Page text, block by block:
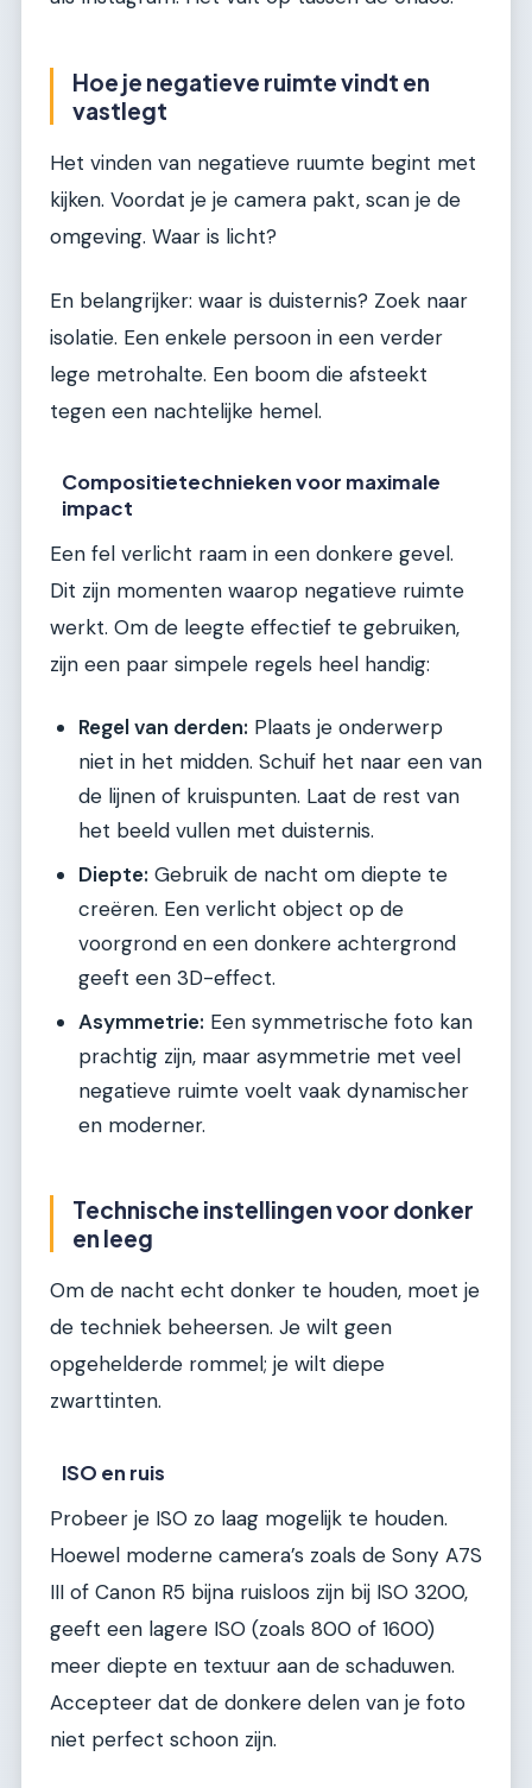
Hoe je negatieve ruimte vindt en
vastlegt
Het vinden van negatieve ruumte begint met
kijken. Voordat je je camera pakt, scan je de
omgeving. Waar is licht?
En belangrijker: waar is duisternis? Zoek naar
isolatie. Een enkele persoon in een verder
lege metrohalte. Een boom die afsteekt
tegen een nachtelijke hemel.
Compositietechnieken voor maximale
impact
Een fel verlicht raam in een donkere gevel.
Dit zijn momenten waarop negatieve ruimte
werkt. Om de leegte effectief te gebruiken,
zijn een paar simpele regels heel handig:
Regel van derden: Plaats je onderwerp
niet in het midden. Schuif het naar een van
de lijnen of kruispunten. Laat de rest van
het beeld vullen met duisternis.
Diepte: Gebruik de nacht om diepte te
creëren. Een verlicht object op de
voorgrond en een donkere achtergrond
geeft een 3D-effect.
Asymmetrie: Een symmetrische foto kan
prachtig zijn, maar asymmetrie met veel
negatieve ruimte voelt vaak dynamischer
en moderner.
Technische instellingen voor donker
en leeg
Om de nacht echt donker te houden, moet je
de techniek beheersen. Je wilt geen
opgehelderde rommel; je wilt diepe
zwarttinten.
ISO en ruis
Probeer je ISO zo laag mogelijk te houden.
Hoewel moderne camera’s zoals de Sony A7S
III of Canon R5 bijna ruisloos zijn bij ISO 3200,
geeft een lagere ISO (zoals 800 of 1600)
meer diepte en textuur aan de schaduwen.
Accepteer dat de donkere delen van je foto
niet perfect schoon zijn.